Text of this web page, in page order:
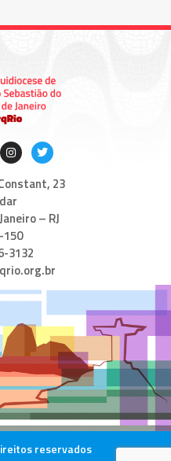
23
– RJ
150
3132
reservados